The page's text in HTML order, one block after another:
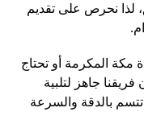
لذا نحرص على تقديم
المكرمة أو تحتاج
جاهز لتلبية
بالدقة والسرعة